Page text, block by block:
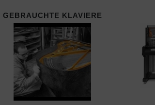
GEBRAUCHTE KLAVIERE